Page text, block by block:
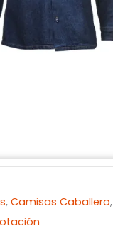
, Camisas Caballero,